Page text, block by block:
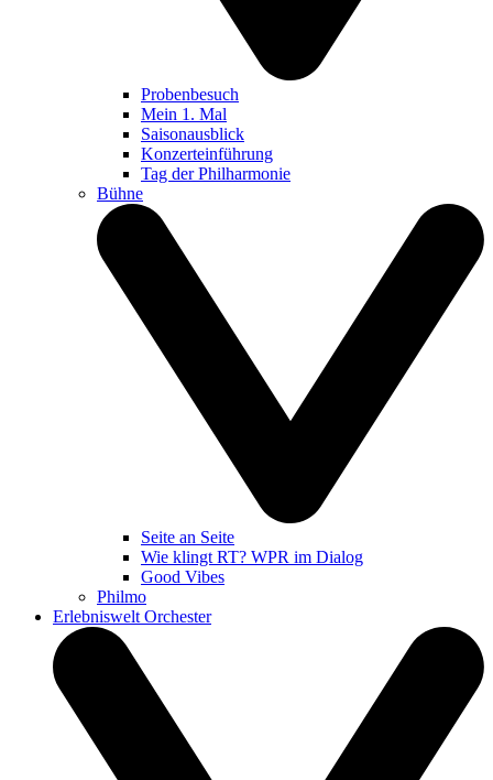
Probenbesuch
Mein 1. Mal
Saisonausblick
Konzerteinführung
Tag der Philharmonie
Bühne
Seite an Seite
Wie klingt RT? WPR im Dialog
Good Vibes
Philmo
Erlebniswelt Orchester